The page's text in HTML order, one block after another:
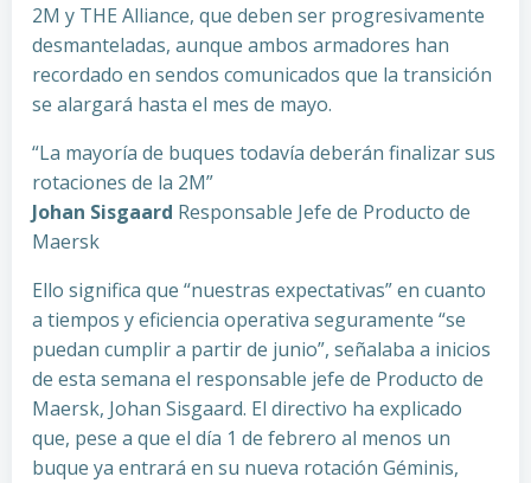
2M y THE Alliance, que deben ser progresivamente
desmanteladas, aunque ambos armadores han
recordado en sendos comunicados que la transición
se alargará hasta el mes de mayo.
“La mayoría de buques todavía deberán finalizar sus
rotaciones de la 2M”
Johan Sisgaard Responsable Jefe de Producto de
Maersk
Ello significa que “nuestras expectativas” en cuanto
a tiempos y eficiencia operativa seguramente “se
puedan cumplir a partir de junio”, señalaba a inicios
de esta semana el responsable jefe de Producto de
Maersk, Johan Sisgaard. El directivo ha explicado
que, pese a que el día 1 de febrero al menos un
buque ya entrará en su nueva rotación Géminis,